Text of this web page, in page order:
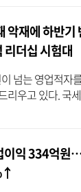
악재에 하반기
더십 시험대
넘는 영업적자
리우고 있다. 국
억원의 추가 세
이익 334억원